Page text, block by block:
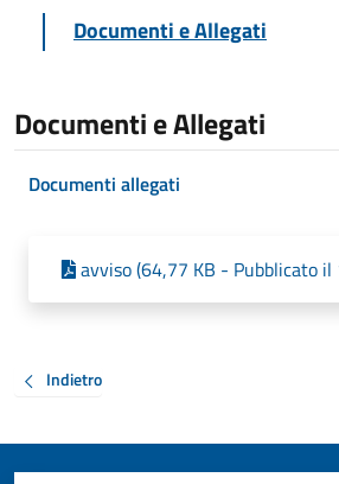
Documenti e Allegati
Documenti e Allegati
Documenti allegati
avviso (64,77 KB - Pubblicato
Indietro